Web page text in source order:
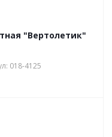
"Вертолетик"
018-4125